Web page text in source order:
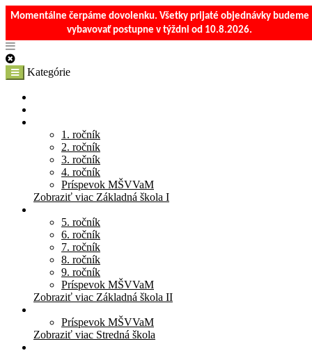
Momentálne čerpáme dovolenku. Všetky prijaté objednávky budeme
vybavovať postupne v týždni od 10.8.2026.
Kategórie
1. ročník
2. ročník
3. ročník
4. ročník
Príspevok MŠVVaM
Zobraziť viac Základná škola I
5. ročník
6. ročník
7. ročník
8. ročník
9. ročník
Príspevok MŠVVaM
Zobraziť viac Základná škola II
Príspevok MŠVVaM
Zobraziť viac Stredná škola